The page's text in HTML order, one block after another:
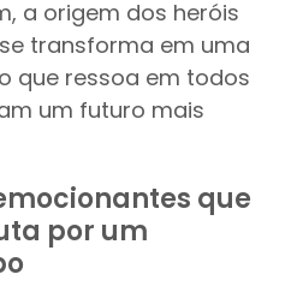
a origem dos heróis
transforma em uma
que ressoa em todos
um futuro mais
que
por um